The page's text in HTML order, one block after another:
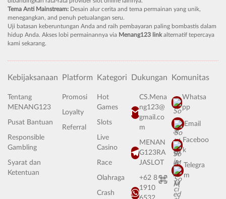
Tema Anti Mainstream: Desain alur cerita and tema permainan yang unik,
menegangkan, and penuh petualangan seru.
Uji batasan keberuntungan Anda and raih pembayaran paling bombastis dalam
hidup Anda. Akses lobi permainannya via Menang123 linkalternatif tepercaya
kami sekarang.
Kebijaksanaan
Tentang
MENANG123
Pusat Bantuan
Responsible
Gambling
Syarat dan
Ketentuan
Platform
Promosi
Loyalty
Referral
Kategori
Hot
Games
Slots
Live
Casino
Race
Olahraga
Crash
Dukungan
CS.Mena
ng123@
gmail.co
m
MENAN
G123RA
JASLOT
+62 8
1910
Komunitas
Whatsa
pp
Email
Faceboo
k
Telegra
m